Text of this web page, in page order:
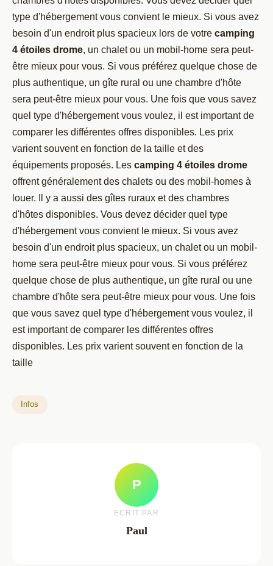
type d'hébergement vous convient le mieux. Si vous avez
besoin d'un endroit plus spacieux lors de votre camping
4 étoiles drome, un chalet ou un mobil-home sera peut-
être mieux pour vous. Si vous préférez quelque chose de
plus authentique, un gîte rural ou une chambre d'hôte
sera peut-être mieux pour vous. Une fois que vous savez
quel type d'hébergement vous voulez, il est important de
comparer les différentes offres disponibles. Les prix
varient souvent en fonction de la taille et des
équipements proposés. Les camping 4 étoiles drome
offrent généralement des chalets ou des mobil-homes à
louer. Il y a aussi des gîtes ruraux et des chambres
d'hôtes disponibles. Vous devez décider quel type
d'hébergement vous convient le mieux. Si vous avez
besoin d'un endroit plus spacieux, un chalet ou un mobil-
home sera peut-être mieux pour vous. Si vous préférez
quelque chose de plus authentique, un gîte rural ou une
chambre d'hôte sera peut-être mieux pour vous. Une fois
que vous savez quel type d'hébergement vous voulez, il
est important de comparer les différentes offres
disponibles. Les prix varient souvent en fonction de la
taille
Infos
P
ECRIT PAR
Paul